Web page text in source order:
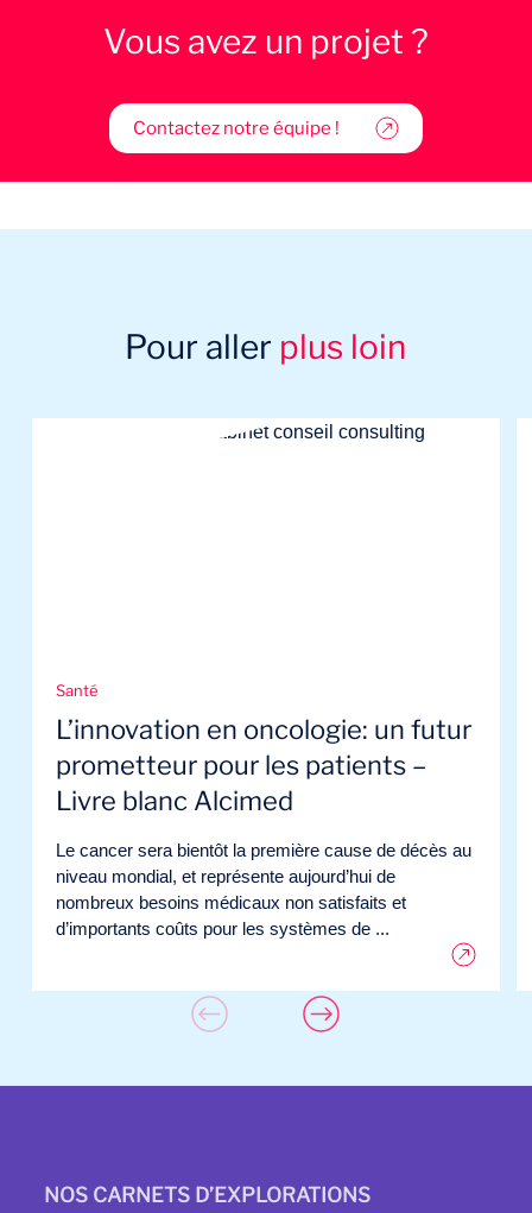
Vous avez un projet ?
Contactez notre équipe !
Pour aller plus loin
Santé
L’innovation en oncologie: un futur
prometteur pour les patients –
Livre blanc Alcimed
Le cancer sera bientôt la première cause de décès au
niveau mondial, et représente aujourd’hui de
nombreux besoins médicaux non satisfaits et
d’importants coûts pour les systèmes de ...
NOS CARNETS D’EXPLORATIONS